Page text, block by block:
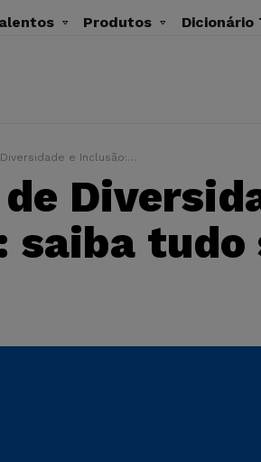
Produtos Dicionário
e Inclusão: saiba tudo sobre a carreira
saiba tudo